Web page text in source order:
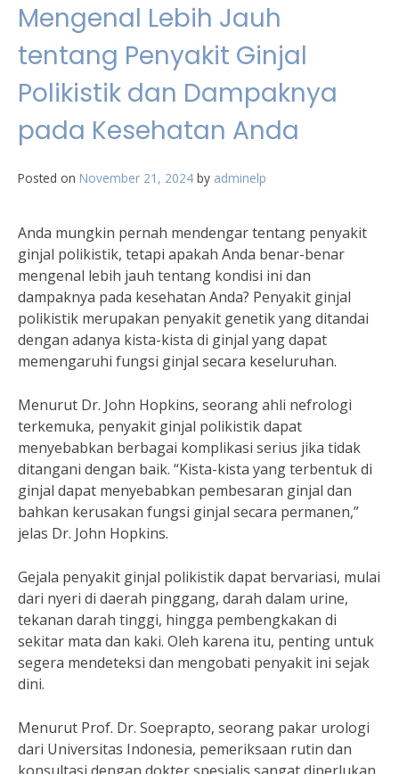
Mengenal Lebih Jauh
tentang Penyakit Ginjal
Polikistik dan Dampaknya
pada Kesehatan Anda
Posted on November 21, 2024 by adminelp
Anda mungkin pernah mendengar tentang penyakit
ginjal polikistik, tetapi apakah Anda benar-benar
mengenal lebih jauh tentang kondisi ini dan
dampaknya pada kesehatan Anda? Penyakit ginjal
polikistik merupakan penyakit genetik yang ditandai
dengan adanya kista-kista di ginjal yang dapat
memengaruhi fungsi ginjal secara keseluruhan.
Menurut Dr. John Hopkins, seorang ahli nefrologi
terkemuka, penyakit ginjal polikistik dapat
menyebabkan berbagai komplikasi serius jika tidak
ditangani dengan baik. “Kista-kista yang terbentuk di
ginjal dapat menyebabkan pembesaran ginjal dan
bahkan kerusakan fungsi ginjal secara permanen,”
jelas Dr. John Hopkins.
Gejala penyakit ginjal polikistik dapat bervariasi, mulai
dari nyeri di daerah pinggang, darah dalam urine,
tekanan darah tinggi, hingga pembengkakan di
sekitar mata dan kaki. Oleh karena itu, penting untuk
segera mendeteksi dan mengobati penyakit ini sejak
dini.
Menurut Prof. Dr. Soeprapto, seorang pakar urologi
dari Universitas Indonesia, pemeriksaan rutin dan